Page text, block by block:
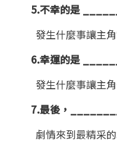
5.不幸的是
發生什麼事讓主
6.幸運的是
發生什麼事讓主
7.最後，
劇情來到最精采